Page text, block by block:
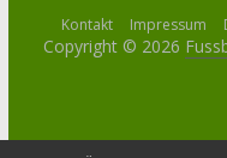
Kontakt Impressum
Copyright © 2026